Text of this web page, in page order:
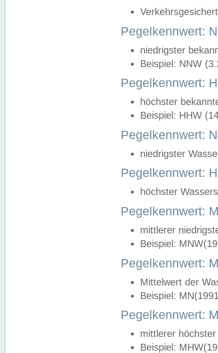
Pegelkennwert:
niedrigster
Beispiel: NNW
Pegelkennwert:
höchster
Beispiel: HHW
Pegelkennwert:
niedrigster
Pegelkennwert:
höchster
Pegelkennwert:
mittlerer
Beispiel:
Pegelkennwert:
Mittelwert der
Beispiel:
Pegelkennwert:
mittlerer
Beispiel: